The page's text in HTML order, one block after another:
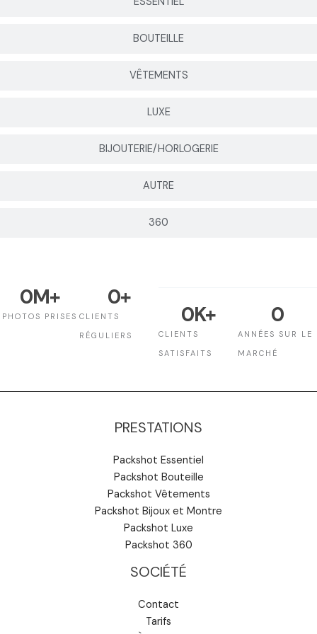
BOUTEILLE
VÊTEMENTS
LUXE
BIJOUTERIE/HORLOGERIE
AUTRE
360
PHOTOS PRISES
0M+
CLIENTS
RÉGULIERS
0+
CLIENTS
SATISFAITS
0K+
ANNÉES SUR LE
MARCHÉ
0
PRESTATIONS
Packshot Essentiel
Packshot Bouteille
Packshot Vêtements
Packshot Bijoux et Montre
Packshot Luxe
Packshot 360
SOCIÉTÉ
Contact
Tarifs